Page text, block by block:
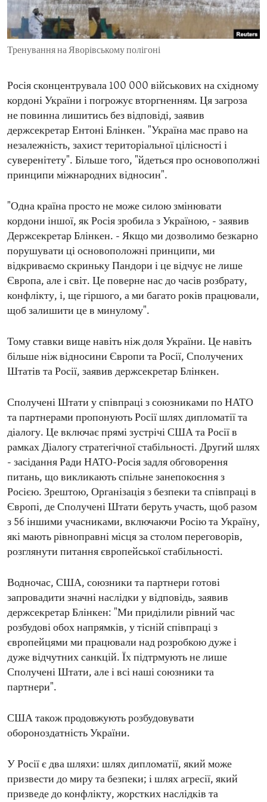
ENVIRONMENT AND HEALTH
IDEALS AND INSTITUTIONS
Тренування на Яворівському полігоні
Росія сконцентрувала 100 000 військових на східному
кордоні України і погрожує вторгненням. Ця загроза
не повинна лишитись без відповіді, заявив
держсекретар Ентоні Блінкен. "Україна має право на
незалежність, захист територіальної цілісності і
суверенітету". Більше того, "йдеться про основополжні
принципи міжнародних відносин".
"Одна країна просто не може силою змінювати
кордони іншої, як Росія зробила з Україною, - заявив
Держсекретар Блінкен. - Якщо ми дозволимо безкарно
порушувати ці основоположні принципи, ми
відкриваємо скриньку Пандори і це відчує не лише
Європа, але і світ. Це поверне нас до часів розбрату,
конфлікту, і, ще гіршого, а ми багато років працювали,
щоб залишити це в минулому".
Тому ставки вище навіть ніж доля України. Це навіть
більше ніж відносини Європи та Росії, Сполучених
Штатів та Росії, заявив держсекретар Блінкен.
Сполучені Штати у співпраці з союзниками по НАТО
та партнерами пропонують Росії шлях дипломатії та
діалогу. Це включає прямі зустрічі США та Росії в
рамках Діалогу стратегічної стабільності. Другий шлях
- засідання Ради НАТО-Росія задля обговорення
питань, що викликають спільне занепокоєння з
Росією. Зрештою, Організація з безпеки та співпраці в
Європі, де Сполучені Штати беруть участь, щоб разом
з 56 іншими учасниками, включаючи Росію та Україну,
які мають рівноправні місця за столом переговорів,
розглянути питання європейської стабільності.
Водночас, США, союзники та партнери готові
запровадити значні наслідки у відповідь, заявив
держсекретар Блінкен: "Ми приділили рівний час
розбудові обох напрямків, у тісній співпраці з
європейцями ми працювали над розробкою дуже і
дуже відчутних санкцій. Їх підтрмують не лише
Сполучені Штати, але і всі наші союзники та
партнери".
США також продовжують розбудовувати
обороноздатність України.
У Росії є два шляхи: шлях дипломатії, який може
призвести до миру та безпеки; і шлях агресії, який
призведе до конфлікту, жорстких наслідків та